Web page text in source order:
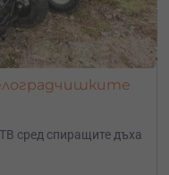
сред спиращите дъха